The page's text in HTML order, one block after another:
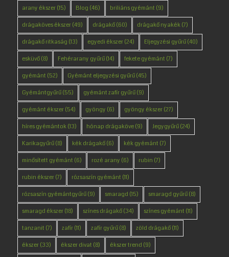
arany ékszer(15) Blog (46) briliáns gyémánt (9)
drágaköves ékszer(49) drágakő(60) drágakő nyakék(7)
drágakő ritkaság (13) egyedi ékszer(24) Eljegyzési gyűrű(40)
esküvő(8) Fehérarany gyűrű(14) fekete gyémánt (7)
gyémánt (52) Gyémánt eljegyzési gyűrű(45)
Gyémántgyűrű(55) gyémánt zafír gyűrű(9)
gyémánt ékszer(54) gyöngy (6) gyöngy ékszer(27)
híres gyémántok(13) hónap drágaköve(9) Jegygyűrű(24)
Karikagyűrű(8) kék drágakő(6) kék gyémánt (7)
minősített gyémánt (6) rozé arany (6) rubin (7)
rubin ékszer(7) rózsaszín gyémánt (11)
rózsaszín gyémántgyűrű(9) smaragd (15) smaragd gyűrű(8)
smaragd ékszer(18) színes drágakő(34) színes gyémánt (11)
tanzanit (7) zafír(11) zafír gyűrű(8) zöld drágakő(11)
ékszer(33) ékszer divat (8) ékszer trend (9)